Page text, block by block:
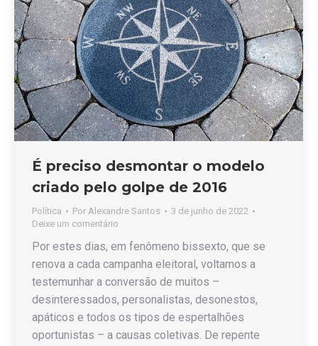
É preciso desmontar o modelo
criado pelo golpe de 2016
Política Por Alexandre Santos
3 de junho de 2022
Deixe um comentário
Por estes dias, em fenômeno bissexto, que se
renova a cada campanha eleitoral, voltamos a
testemunhar a conversão de muitos –
desinteressados, personalistas, desonestos,
apáticos e todos os tipos de espertalhões
oportunistas – a causas coletivas. De repente